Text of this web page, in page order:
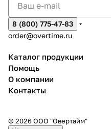
8 (800) 775-47-83
order@overtime.ru
Каталог продукции
Помощь
О компании
Контакты
© 2026 ООО "Овертайм"